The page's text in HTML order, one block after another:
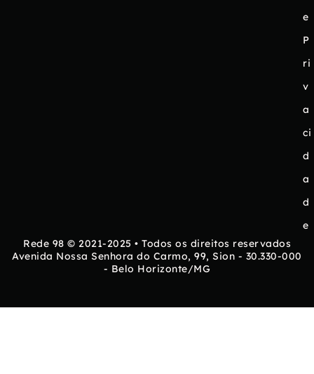
e
P
ri
v
a
ci
d
a
d
e
Rede 98 © 2021-2025 • Todos os direitos reservados
Avenida Nossa Senhora do Carmo, 99, Sion - 30.330-000
- Belo Horizonte/MG